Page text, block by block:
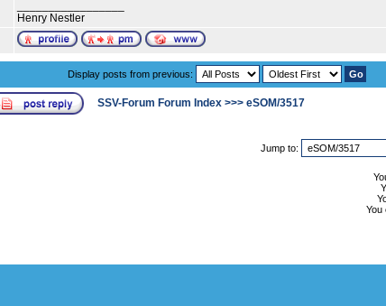
Henry Nestler
Display posts from previous:
SSV-Forum Forum Index >>> eSOM/3517
Jump to:
You